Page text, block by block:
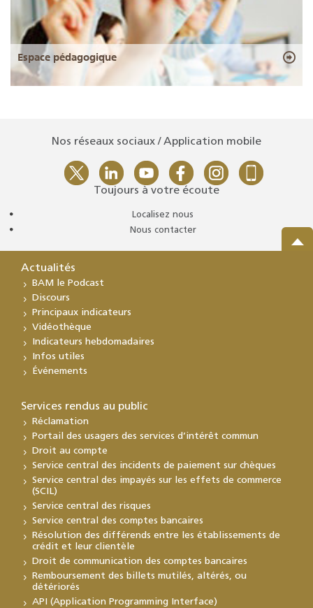
Espace pédagogique
Nos réseaux sociaux / Application mobile
Toujours à votre écoute
Localisez nous
Nous contacter
Actualités
BAM le Podcast
Discours
Principaux indicateurs
Vidéothèque
Indicateurs hebdomadaires
Infos utiles
Événements
Services rendus au public
Réclamation
Portail des usagers des services d’intérêt commun
Droit au compte
Service central des incidents de paiement sur chèques
Service central des impayés sur les effets de commerce
(SCIL)
Service central des risques
Service central des comptes bancaires
Résolution des différends entre les établissements de
crédit et leur clientèle
Droit de communication des comptes bancaires
Remboursement des billets mutilés, altérés, ou
détériorés
API (Application Programming Interface)